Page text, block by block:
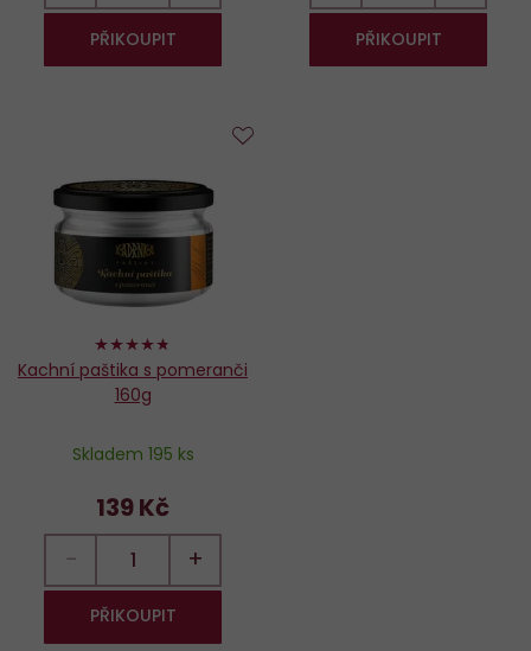
PŘIKOUPIT PŘIKOUPIT
94%
Kachní paštika s pomeranči
160g
Skladem 195 ks
139 Kč
− +
PŘIKOUPIT